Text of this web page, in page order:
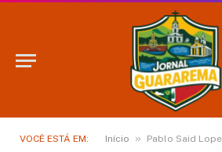
VOCÊ ESTÁ EM: Início » Pablo Said